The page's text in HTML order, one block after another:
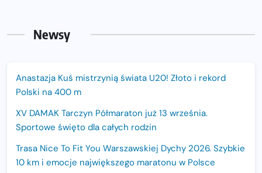
Newsy
Anastazja Kuś mistrzynią świata U20! Złoto i rekord
Polski na 400 m
XV DAMAK Tarczyn Półmaraton już 13 września.
Sportowe święto dla całych rodzin
Trasa Nice To Fit You Warszawskiej Dychy 2026. Szybkie
10 km i emocje największego maratonu w Polsce